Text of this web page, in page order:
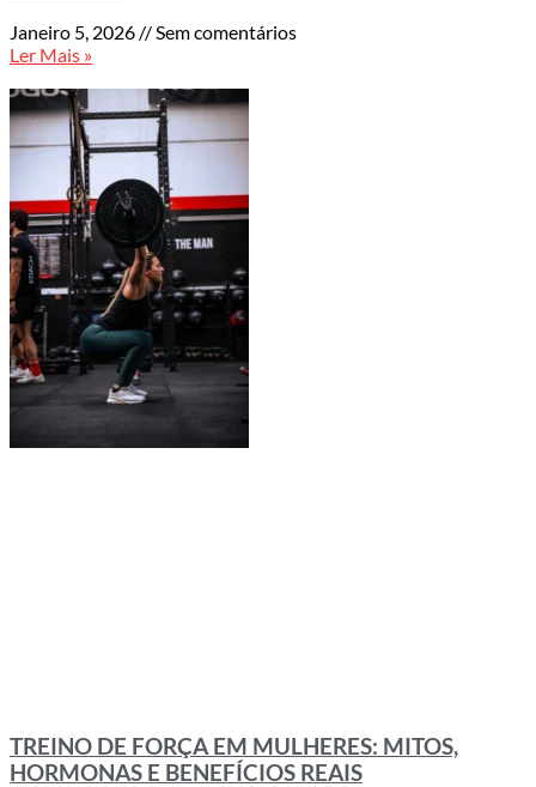
Janeiro 5, 2026
Sem comentários
Ler Mais »
TREINO DE FORÇA EM MULHERES: MITOS,
HORMONAS E BENEFÍCIOS REAIS